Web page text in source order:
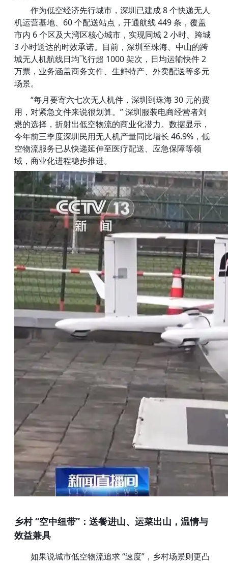
作为低空经济先行城市，深圳已建成 8 个快递无人
机运营基地、60 个配送站点，开通航线 449 条，覆盖
市内 6 个区及大湾区核心城市，实现同城 2 小时、跨城
3 小时送达的时效承诺。目前，深圳至珠海、中山的跨
城无人机航线日均飞行超 1000 架次，日均运输快件 2
万票，业务涵盖商务文件、生鲜特产、外卖配送等多元
场景。
“每月要寄六七次无人机件，深圳到珠海 30 元的费
用，对紧急文件来说很划算。” 深圳服装电商经营者刘
懋的选择，折射出低空物流的商业化潜力。数据显示，
今年前三季度深圳民用无人机产量同比增长 46.9%，低
空物流服务已从快递延伸至医疗配送、应急保障等领
域，商业化进程稳步推进。
乡村 “空中纽带”：送餐进山、运菜出山，温情与
效益兼具
如果说城市低空物流追求 “速度”，乡村场景则更凸